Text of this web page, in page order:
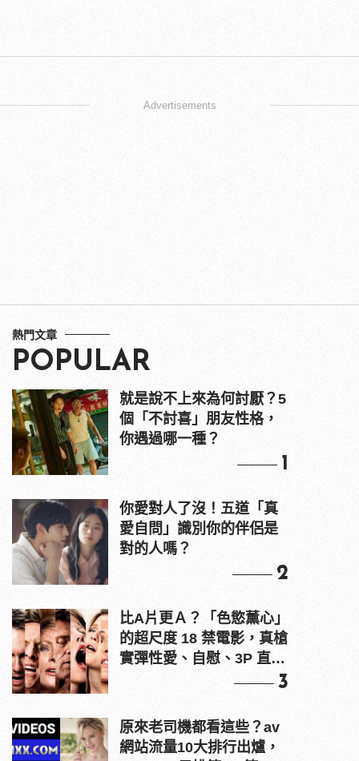
Advertisements
熱門文章
POPULAR
就是說不上來為何討厭？5
個「不討喜」朋友性格，
你遇過哪一種？
1
你愛對人了沒！五道「真
愛自問」識別你的伴侶是
對的人嗎？
2
比A片更Ａ？「色慾薰心」
的超尺度 18 禁電影，真槍
實彈性愛、自慰、3P 直接
3
原來老司機都看這些？av
網站流量10大排行出爐，